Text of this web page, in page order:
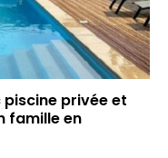
privée et
famille en